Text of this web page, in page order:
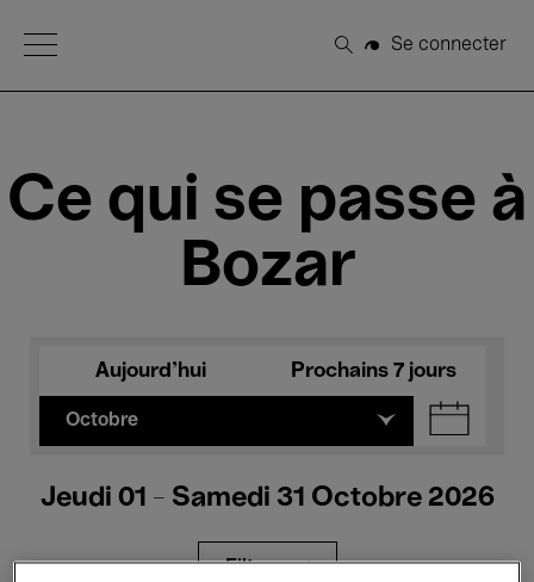
Open Menu
Rechercher
Se connecter
Ce qui se passe à
Bozar
Aujourd'hui Prochains 7 jours
Octobre
Jeudi 01 - Samedi 31 Octobre 2026
Filtres